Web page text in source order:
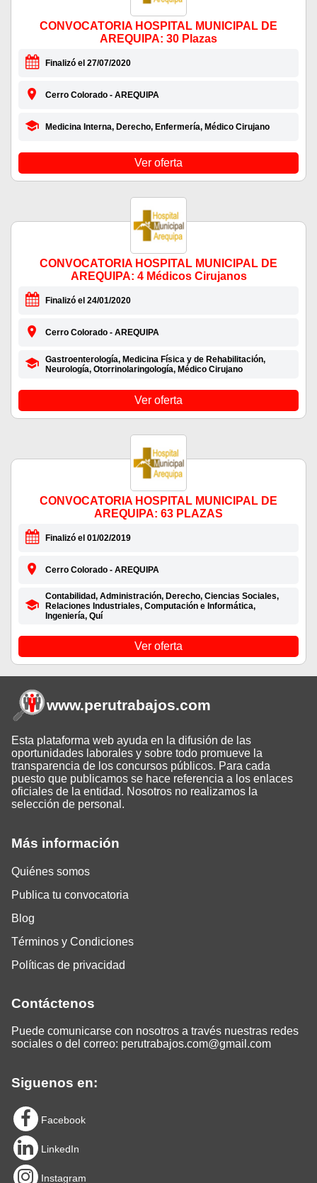
CONVOCATORIA HOSPITAL MUNICIPAL DE
AREQUIPA: 30 Plazas
Finalizó el 27/07/2020
Cerro Colorado - AREQUIPA
Medicina Interna, Derecho, Enfermería, Médico Cirujano
Ver oferta
CONVOCATORIA HOSPITAL MUNICIPAL DE
AREQUIPA: 4 Médicos Cirujanos
Finalizó el 24/01/2020
Cerro Colorado - AREQUIPA
Gastroenterología, Medicina Física y de Rehabilitación,
Neurología, Otorrinolaringología, Médico Cirujano
Ver oferta
CONVOCATORIA HOSPITAL MUNICIPAL DE
AREQUIPA: 63 PLAZAS
Finalizó el 01/02/2019
Cerro Colorado - AREQUIPA
Contabilidad, Administración, Derecho, Ciencias Sociales,
Relaciones Industriales, Computación e Informática,
Ingeniería, Quí
Ver oferta
Más información
Quiénes somos
Publica tu convocatoria
Blog
Términos y Condiciones
Políticas de privacidad
Contáctenos
Puede comunicarse con nosotros a través nuestras redes
sociales o del correo: perutrabajos.com@gmail.com
Siguenos en:
Facebook
LinkedIn
Instagram
www.perutrabajos.com
Esta plataforma web ayuda en la difusión de las
oportunidades laborales y sobre todo promueve la
transparencia de los concursos públicos. Para cada
puesto que publicamos se hace referencia a los enlaces
oficiales de la entidad. Nosotros no realizamos la
selección de personal.